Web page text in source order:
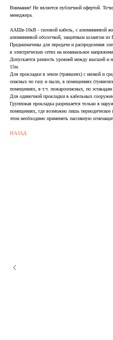
Внимание! Не является публичной офертой.
менеджера.
ААШв-10кВ - силовой кабель, с алюминиевой
алюминиевой оболочкой, защитным шлангом из
Предназначены для передачи и распределения
в электрических сетях на номинальное
Допускается разность уровней между высшей и
15м.
Для прокладки в земле (траншеях) с низкой и
опасных по газу и пыли, в помещениях
помещениях, в т.ч. пожароопасных, по эстакадам
Для одиночной прокладки в кабельных
Групповая прокладка разрешается только в
помещениях, где возможно лишь периодическое
этом необходимо применять пассивную
НАЗАД